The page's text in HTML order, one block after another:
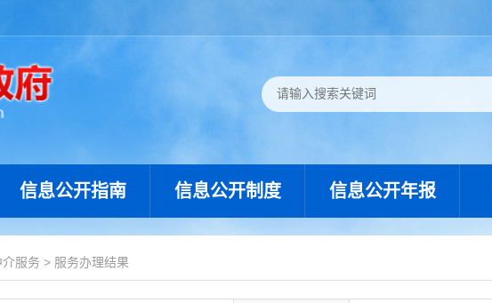
信息公开指南 信息公开制度 信息公开年报
服务 > 服务办理结果